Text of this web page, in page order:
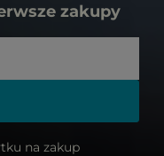
zakupy
na zakup